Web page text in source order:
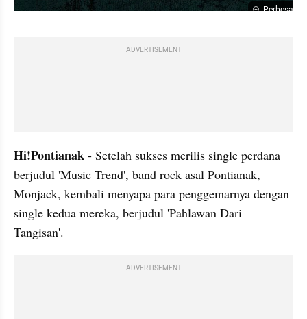
Perbesar
ADVERTISEMENT
Hi!Pontianak - Setelah sukses merilis single perdana
berjudul 'Music Trend', band rock asal Pontianak,
Monjack, kembali menyapa para penggemarnya dengan
single kedua mereka, berjudul 'Pahlawan Dari
Tangisan'.
ADVERTISEMENT